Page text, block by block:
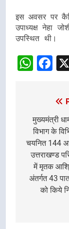
इस अवसर पर
उपाध्यक्ष नेहा
उपस्थित थी।
मुख्यमंत्री
विभाग के
चयनित 144
उत्तराखण्ड
में मृतक
अंतर्गत 43
को किये